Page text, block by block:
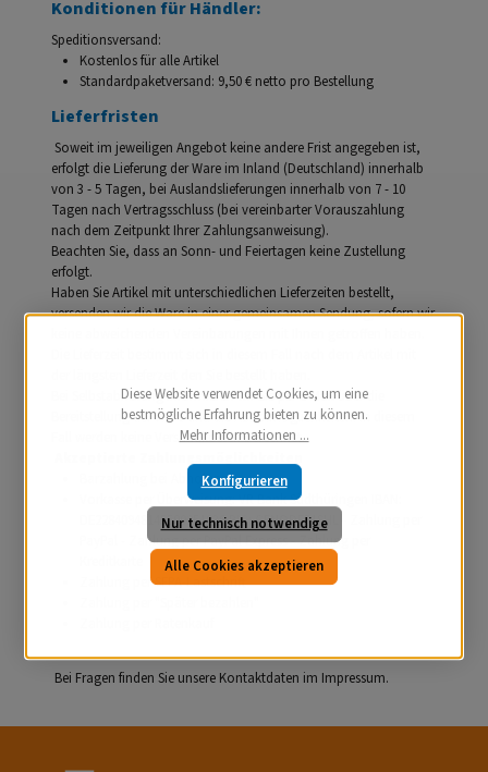
Konditionen für Händler:
Speditionsversand:
Kostenlos für alle Artikel
Standardpaketversand: 9,50 € netto pro Bestellung
Lieferfristen
Soweit im jeweiligen Angebot keine andere Frist angegeben ist,
erfolgt die Lieferung der Ware im Inland (Deutschland) innerhalb
von 3 - 5 Tagen, bei Auslandslieferungen innerhalb von 7 - 10
Tagen nach Vertragsschluss (bei vereinbarter Vorauszahlung
nach dem Zeitpunkt Ihrer Zahlungsanweisung).
Beachten Sie, dass an Sonn- und Feiertagen keine Zustellung
erfolgt.
Haben Sie Artikel mit unterschiedlichen Lieferzeiten bestellt,
versenden wir die Ware in einer gemeinsamen Sendung, sofern wir
Bei Selbstabholung informieren wir Sie per E-Mail über die
Bereitstellung der Ware und die Abholmöglichkeiten. In diesem
Fall werden keine Versandkosten berechnet.
Barzahlung bei Abholung
Vorkasse per Überweisung: VR Bank Südthüringen IBAN:
DE22840948145500251836 BIC: GENODEF1SHL - Zahlung per
PayPal - Zahlung per PayPal Express - Zahlung per
Zahlung per SEPA-Lastschrift
Bei Fragen finden Sie unsere Kontaktdaten im Impressum.
Diese Website verwendet Cookies, um eine
bestmögliche Erfahrung bieten zu können.
Mehr Informationen ...
Nur technisch notwendige
Konfigurieren
Alle Cookies akzeptieren